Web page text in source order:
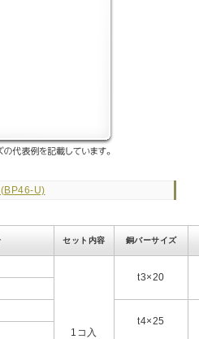
U)
セット内容 銅バーサイズ
1コ入
t3×20
t4×25